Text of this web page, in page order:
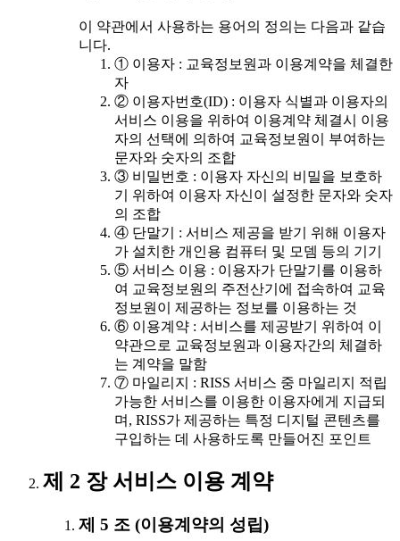
이 약관에서 사용하는 용어의 정의는 다음과 같습
니다.
① 이용자 : 교육정보원과 이용계약을 체결한
자
② 이용자번호(ID) : 이용자 식별과 이용자의
서비스 이용을 위하여 이용계약 체결시 이용
자의 선택에 의하여 교육정보원이 부여하는
문자와 숫자의 조합
③ 비밀번호 : 이용자 자신의 비밀을 보호하
기 위하여 이용자 자신이 설정한 문자와 숫자
의 조합
④ 단말기 : 서비스 제공을 받기 위해 이용자
가 설치한 개인용 컴퓨터 및 모뎀 등의 기기
⑤ 서비스 이용 : 이용자가 단말기를 이용하
여 교육정보원의 주전산기에 접속하여 교육
정보원이 제공하는 정보를 이용하는 것
⑥ 이용계약 : 서비스를 제공받기 위하여 이
약관으로 교육정보원과 이용자간의 체결하
는 계약을 말함
⑦ 마일리지 : RISS 서비스 중 마일리지 적립
가능한 서비스를 이용한 이용자에게 지급되
며, RISS가 제공하는 특정 디지털 콘텐츠를
구입하는 데 사용하도록 만들어진 포인트
제 2 장 서비스 이용 계약
제 5 조 (이용계약의 성립)